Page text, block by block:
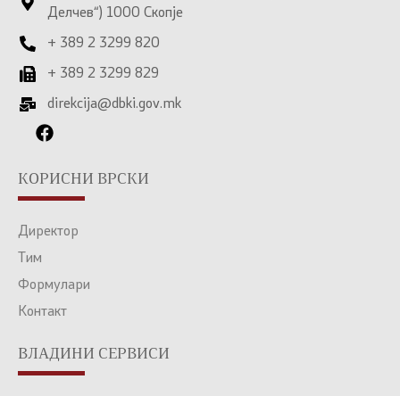
Делчев“) 1000 Скопје
+ 389 2 3299 820
+ 389 2 3299 829
direkcija@dbki.gov.mk
КОРИСНИ ВРСКИ
Директор
Тим
Формулари
Контакт
ВЛАДИНИ СЕРВИСИ